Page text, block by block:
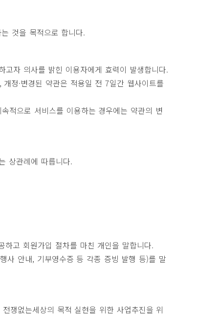
것을 목적으로 합니다.
자 의사를 밝힌 이용자에게 효력이 발생합니다.
정·변경된 약관은 적용일 전 7일간 웹사이트를
적으로 서비스를 이용하는 경우에는 약관의 변
상관례에 따릅니다.
하고 회원가입 절차를 마친 개인을 말합니다.
사 안내, 기부영수증 등 각종 증빙 발행 등)를 말
쟁없는세상의 목적 실현을 위한 사업추진을 위